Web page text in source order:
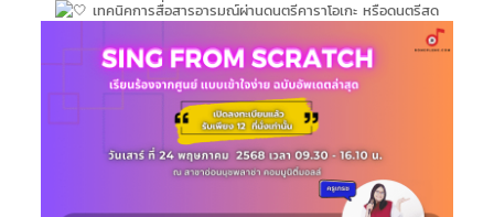
เทคนิคการสื่อสารอารมณ์ผ่านดนตรีคาราโอเกะ หรือดนตรีสด